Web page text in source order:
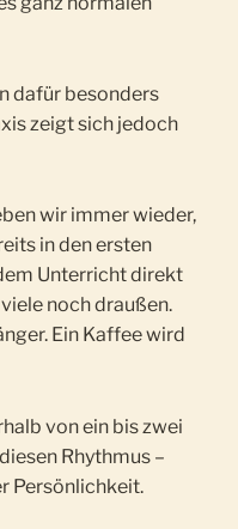
dafür besonders
zeigt sich jedoch
wir immer wieder,
in den ersten
Unterricht direkt
noch draußen.
Ein Kaffee wird
von ein bis zwei
Rhythmus –
Persönlichkeit.